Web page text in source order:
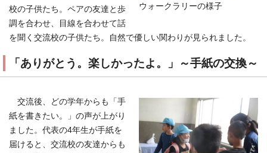
ウォークラリーの様子
校の子供たち。ペアの友達と歩
調を合わせ、目線を合わせて話
を聞く交流校の子供たち。自然で優しい関わりが見られました。
「ありがとう。楽しかったよ。」～手紙の交換～
交流後、どの学年からも「手
紙を書きたい。」の声が上がり
ました。代表の4年生が手紙を
届けると、交流校の友達からも